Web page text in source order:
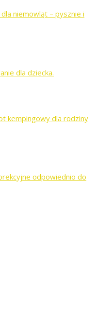
niemowląt – pysznie i
dla dziecka.
kempingowy dla rodziny
odpowiednio do